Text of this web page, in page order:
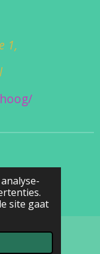
site gaat
1,